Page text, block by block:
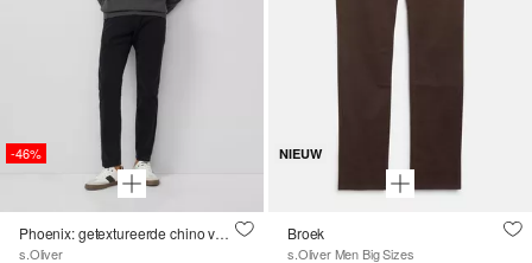
-46%
Phoenix: getextureerde chino van stretchkatoen
s.Oliver
NIEUW
Broek
s.Oliver Men Big Sizes